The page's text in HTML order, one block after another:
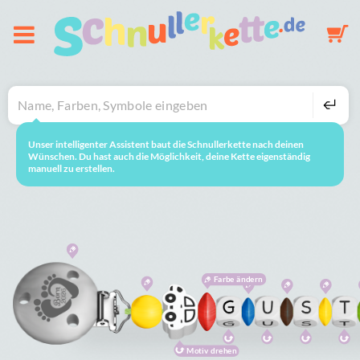
Schnullerkette
Schlüsselanhänger
Galerie
Warenkorb
Unser intelligenter Assistent baut die Schnullerkette nach deinen
Wünschen. Du hast auch die Möglichkeit, deine Kette eigenständig
manuell zu erstellen.
neustarten So geht's
Motiv drehen
Farbe ändern